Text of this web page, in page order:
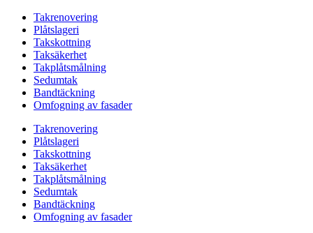
Takrenovering
Plåtslageri
Takskottning
Taksäkerhet
Takplåtsmålning
Sedumtak
Bandtäckning
Omfogning av fasader
Takrenovering
Plåtslageri
Takskottning
Taksäkerhet
Takplåtsmålning
Sedumtak
Bandtäckning
Omfogning av fasader